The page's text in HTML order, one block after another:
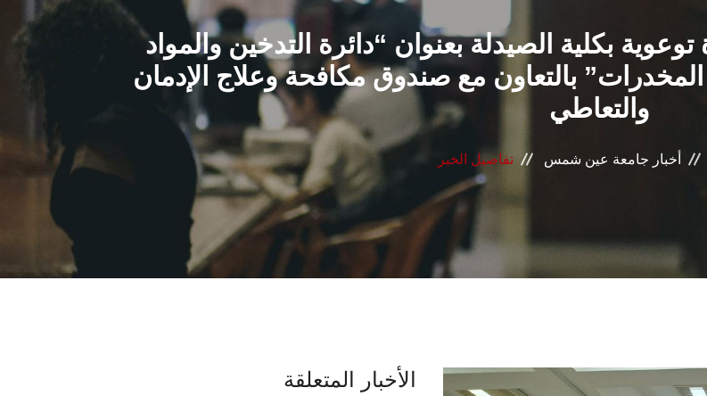
بكلية الصيدلة بعنوان “دائرة التدخين والمواد
بالتعاون مع صندوق مكافحة وعلاج الإدمان
والتعاطي
أخبار جامعة عين شمس تفاصيل الخبر
الأخبار المتعلقة